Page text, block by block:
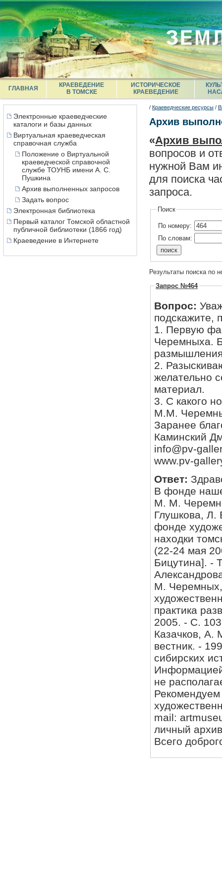
ГЛАВНАЯ
КРАЕВЕДЕНИЕ
В ТОМСКЕ
ИСТОРИЧЕСКОЕ
КРАЕВЕДЕНИЕ
Электронные краеведческие
каталоги и базы данных
Виртуальная краеведческая
справочная служба
Положение о Виртуальной
краеведческой справочной
службе ТОУНБ имени А. С.
Пушкина
Архив выполненных запросов
Задать вопрос
Электронная библиотека
Первый каталог Томской областной
публичной библиотеки (1866 год)
Краеведение в Интернете
/ Краеведческие ресурсы /
Архив
«Архив
вопросов и
нужной Вам
для поиска
запроса.
Поиск
По номеру:
По словам:
Результаты поиска по
Запрос №464
Вопрос:
подскажите,
1. Первую
Черемныха.
2.
желательно
материал.
3. С какого
М.М.
Заранее
Каминский
info@pv-
www.pv-
Ответ:
В фонде
М. М.
Глушкова,
фонде
находки
(22-24 мая
Бицутина]. -
М. Черемных,
практика
2005. - С.
Казачков, А.
вестник. -
сибирских
не
Рекомендуем
mail:
личный
Всего